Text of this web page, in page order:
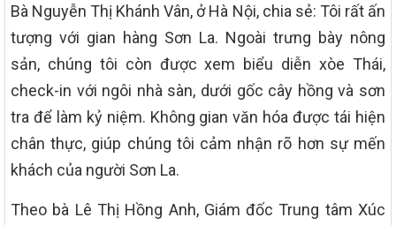
Bà Nguyễn Thị Khánh Vân, ở Hà Nội, chia sẻ: Tôi rất ấn
tượng với gian hàng Sơn La. Ngoài trưng bày nông
sản, chúng tôi còn được xem biểu diễn xòe Thái,
check-in với ngôi nhà sàn, dưới gốc cây hồng và sơn
tra để làm kỷ niệm. Không gian văn hóa được tái hiện
chân thực, giúp chúng tôi cảm nhận rõ hơn sự mến
khách của người Sơn La.
Theo bà Lê Thị Hồng Anh, Giám đốc Trung tâm Xúc